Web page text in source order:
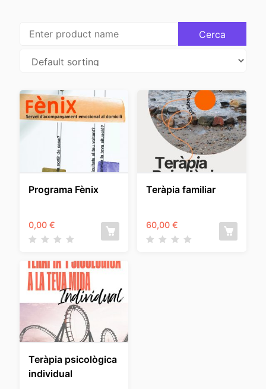
Programa Fènix
0,00 €
Teràpia familiar
60,00€
Teràpia psicològica
individual